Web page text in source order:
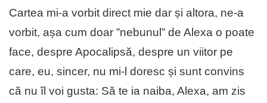
Cartea mi-a vorbit direct mie dar și altora, ne-a
vorbit, așa cum doar ”nebunul” de Alexa o poate
face, despre Apocalipsă, despre un viitor pe
care, eu, sincer, nu mi-l doresc și sunt convins
că nu îl voi gusta: Să te ia naiba, Alexa, am zis